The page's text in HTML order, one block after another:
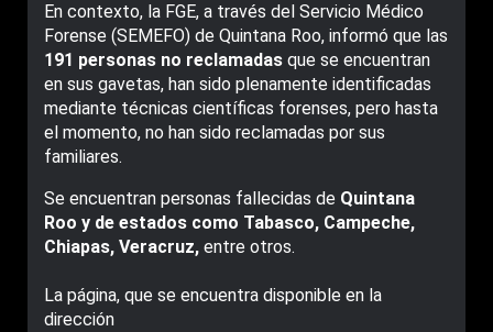
En contexto, la FGE, a través del Servicio Médico
Forense (SEMEFO) de Quintana Roo, informó que las
191 personas no reclamadas que se encuentran
en sus gavetas, han sido plenamente identificadas
mediante técnicas científicas forenses, pero hasta
el momento, no han sido reclamadas por sus
familiares.
Se encuentran personas fallecidas de Quintana
Roo y de estados como Tabasco, Campeche,
Chiapas, Veracruz, entre otros.
La página, que se encuentra disponible en la
dirección